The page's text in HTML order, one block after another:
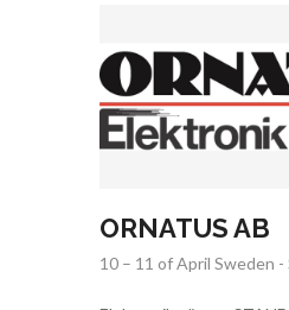
ORNATUS AB
10 – 11 of April Sweden